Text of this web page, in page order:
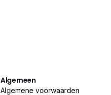
Algemeen
Algemene voorwaarden